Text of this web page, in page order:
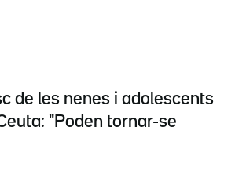
de les nenes i adolescents
"Poden tornar-se